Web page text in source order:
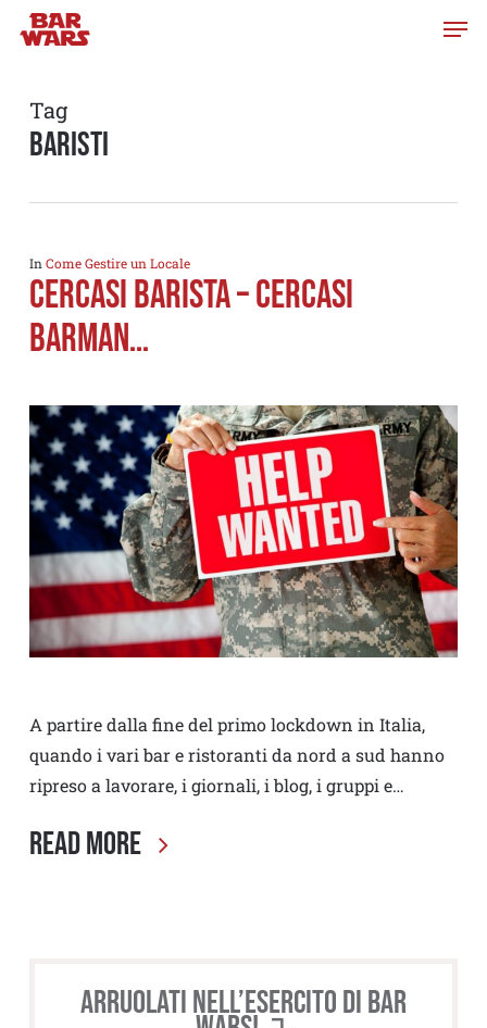
Skip
content
Tag
baristi
In Come Gestire un Locale
CERCASI BARISTA – CERCASI
BARMAN…
A partire dalla fine del primo lockdown in Italia,
quando i vari bar e ristoranti da nord a sud hanno
ripreso a lavorare, i giornali, i blog, i gruppi e…
Read More
Arruolati nell’esercito di BAR